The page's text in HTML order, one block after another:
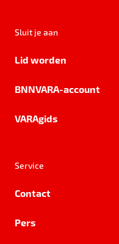
Sluit je aan
Lid worden
BNNVARA-account
VARAgids
Service
Contact
Pers